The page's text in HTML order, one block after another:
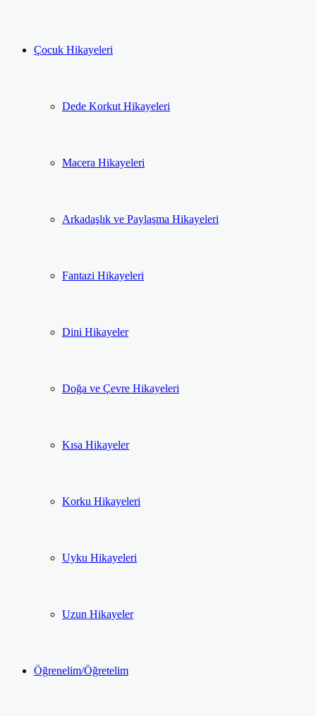
Çocuk Hikayeleri
Dede Korkut Hikayeleri
Macera Hikayeleri
Arkadaşlık ve Paylaşma Hikayeleri
Fantazi Hikayeleri
Dini Hikayeler
Doğa ve Çevre Hikayeleri
Kısa Hikayeler
Korku Hikayeleri
Uyku Hikayeleri
Uzun Hikayeler
Öğrenelim/Öğretelim